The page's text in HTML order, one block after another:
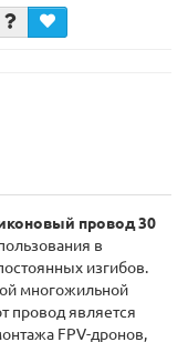
провод 30
в
изгибов.
многожильной
провод является
FPV-дронов,